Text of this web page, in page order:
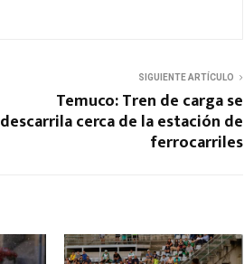
SIGUIENTE ARTÍCULO
Temuco: Tren de carga se
descarrila cerca de la estación de
ferrocarriles